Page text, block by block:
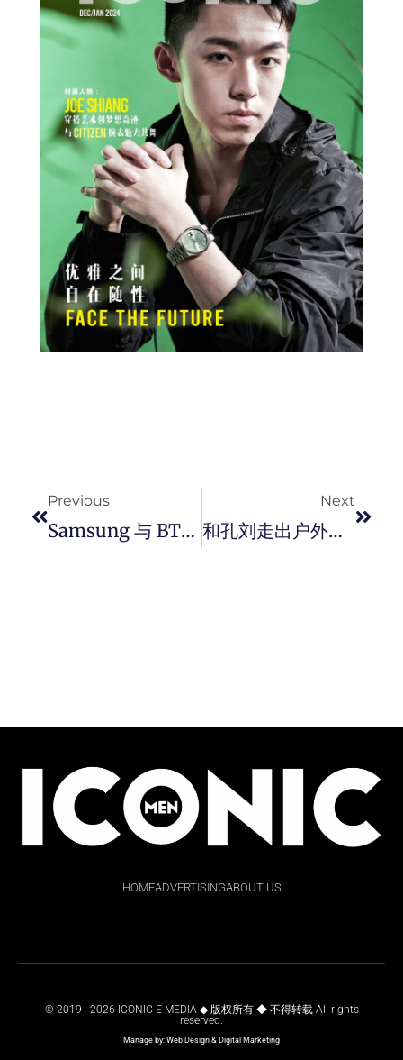
Previous
Samsung 与 BTS 合作推出 BTS 限量版 Galaxy S20+ 手机以及 Galaxy Buds+ 耳机 ！
Next
和孔刘走出户外露营去！Discovery Expedition 释出夏季画报。
HOMEADVERTISINGABOUT US
© 2019 - 2026 ICONIC E MEDIA ◆ 版权所有 ◆ 不得转载 All rights
reserved.
Manage by: Web Design & Digital Marketing